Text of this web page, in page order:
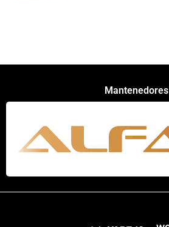
Mantenedores